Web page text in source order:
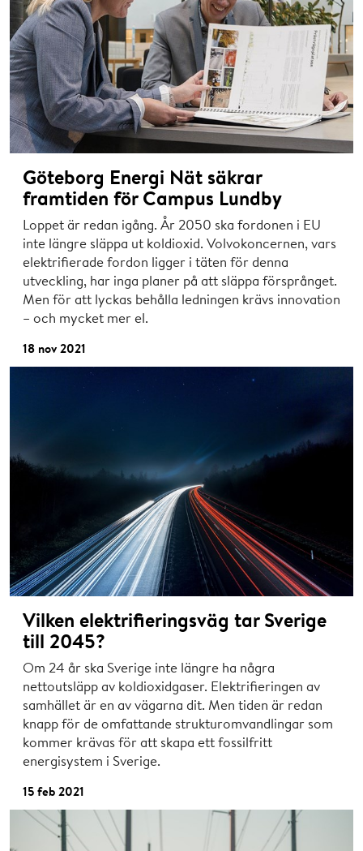
Göteborg Energi Nät säkrar
framtiden för Campus Lundby
Loppet är redan igång. År 2050 ska fordonen i EU
inte längre släppa ut koldioxid. Volvokoncernen, vars
elektrifierade fordon ligger i täten för denna
utveckling, har inga planer på att släppa försprånget.
Men för att lyckas behålla ledningen krävs innovation
– och mycket mer el.
18 nov 2021
Vilken elektrifieringsväg tar Sverige
till 2045?
Om 24 år ska Sverige inte längre ha några
nettoutsläpp av koldioxidgaser. Elektrifieringen av
samhället är en av vägarna dit. Men tiden är redan
knapp för de omfattande strukturomvandlingar som
kommer krävas för att skapa ett fossilfritt
energisystem i Sverige.
15 feb 2021